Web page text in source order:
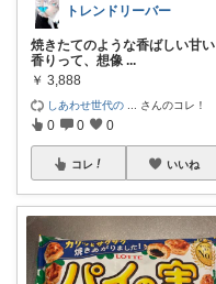
トレンドリーバー
焼きたてのような香ばしい甘い
香りって、想像 ...
￥ 3,888
しあわせ世代の さんのコレ！
0 0 0
コレ いいね